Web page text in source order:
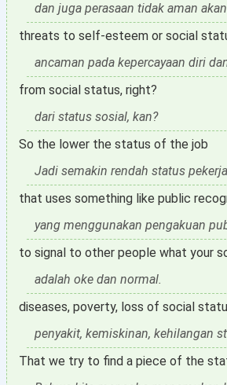
dan juga perasaan tidak aman
threats to self-esteem or social
ancaman pada kepercayaan diri
from social status, right?
dari status sosial, kan?
So the lower the status of the job
Jadi semakin rendah status
that uses something like public
yang menggunakan pengakuan
to signal to other people what your
adalah oke dan normal.
diseases, poverty, loss of social
penyakit, kemiskinan, kehilangan
That we try to find a piece of the